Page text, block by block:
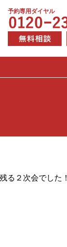
予約専用ダイヤル
る２次会でした！